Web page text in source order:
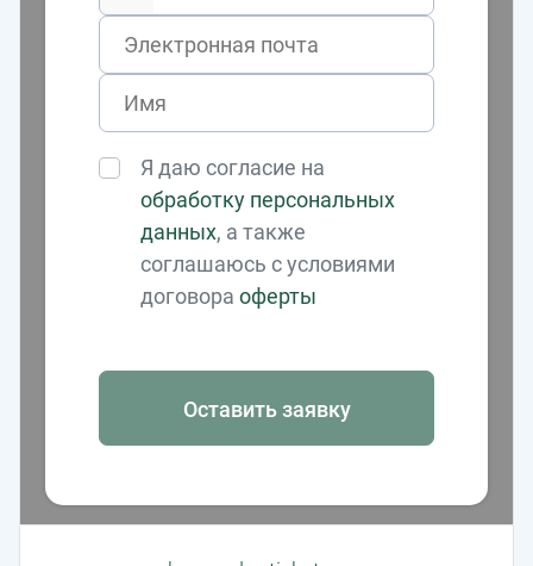
Я даю согласие на
обработку персональных
данных, а также
соглашаюсь с условиями
договораоферты
Оставить заявку